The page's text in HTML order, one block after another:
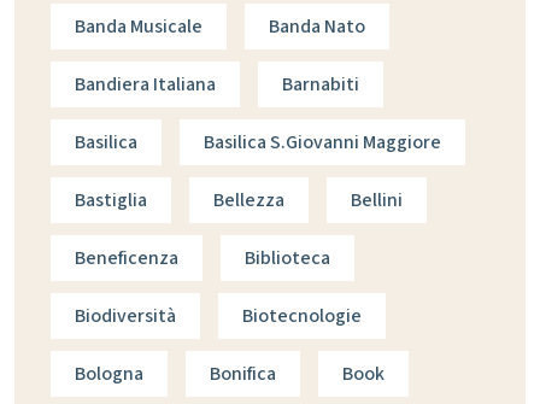
Banda Musicale Banda Nato
Bandiera Italiana Barnabiti
Basilica Basilica S.giovanni Maggiore
Bastiglia Bellezza Bellini
Beneficenza Biblioteca
Biodiversità Biotecnologie
Bologna Bonifica Book